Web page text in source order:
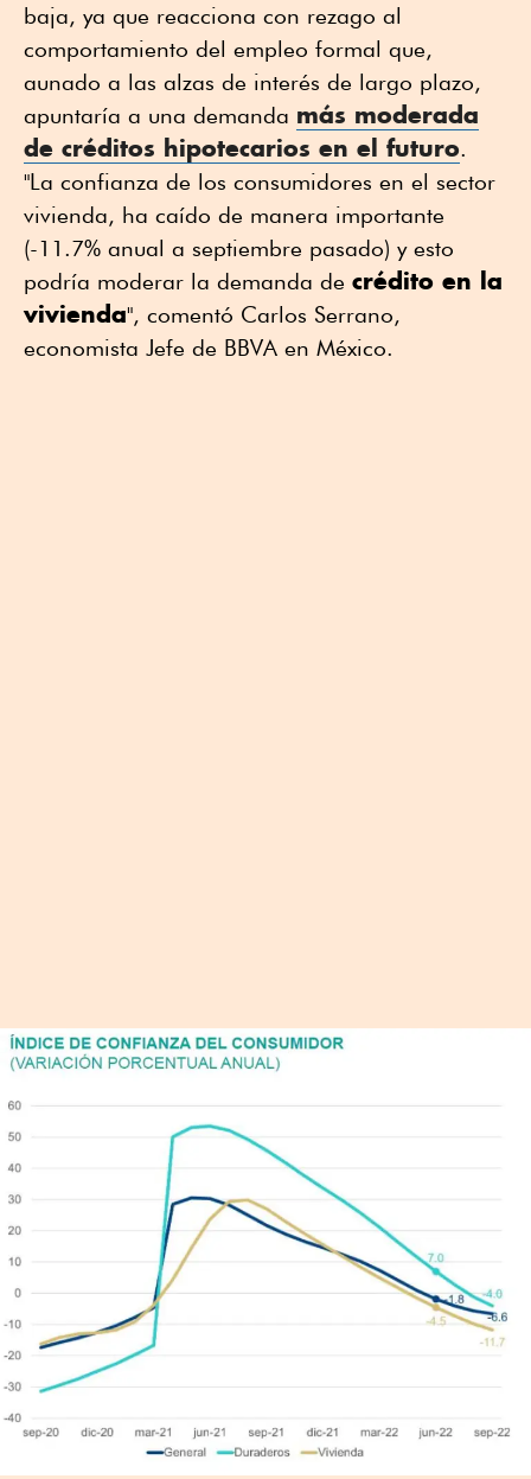
baja, ya que reacciona con rezago al
comportamiento del empleo formal que,
aunado a las alzas de interés de largo plazo,
apuntaría a una demanda más moderada
de créditos hipotecarios en el futuro.
"La confianza de los consumidores en el sector
vivienda, ha caído de manera importante
(-11.7% anual a septiembre pasado) y esto
podría moderar la demanda de crédito en la
vivienda", comentó Carlos Serrano,
economista Jefe de BBVA en México.